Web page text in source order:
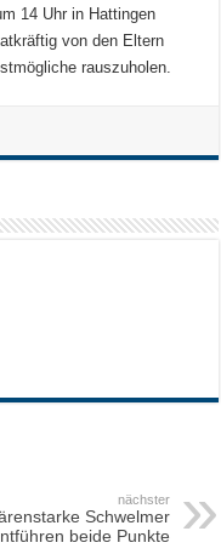
14 Uhr in Hattingen
von den Eltern
rauszuholen.
nächster
Schwelmer
beide Punkte